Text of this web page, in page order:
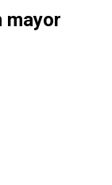
mayor